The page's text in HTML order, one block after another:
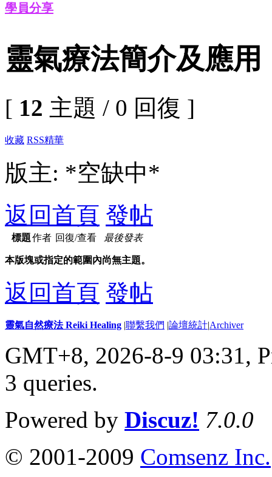
學員分享
靈氣療法簡介及應用
[ 12 主題 / 0 回復 ]
收藏 RSS精華
版主: *空缺中*
返回首頁 發帖
標題作者 回復/查看 最後發表
本版塊或指定的範圍內尚無主題。
返回首頁 發帖
靈氣自然療法 Reiki Healing |聯繫我們 |論壇統計|Archiver
GMT+8, 2026-8-9 03:31,
3 queries.
Powered by Discuz! 7.0.0
© 2001-2009 Comsenz Inc.